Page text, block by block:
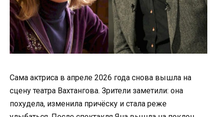
Сама актриса в апреле 2026 года снова вышла на
сцену театра Вахтангова. Зрители заметили: она
похудела, изменила причёску и стала реже